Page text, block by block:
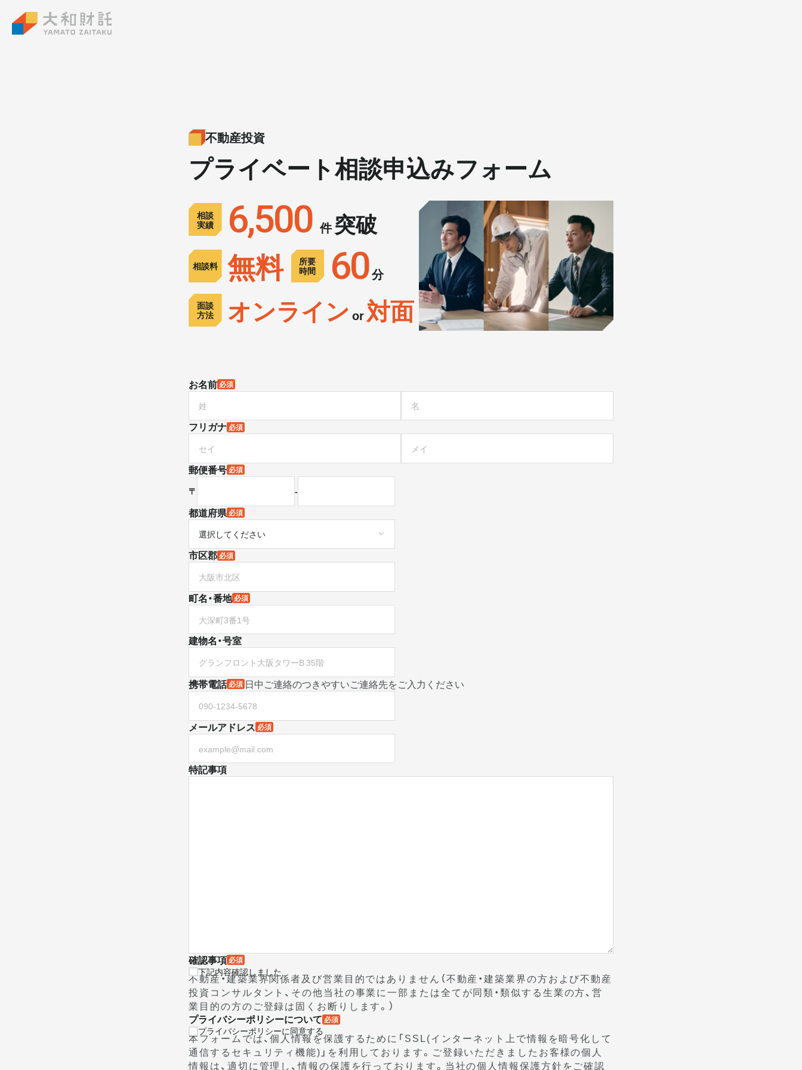
実需用戸建・マンション
不動産投資
プライベート相談申込みフォーム
相談
実績
6,500件突破
相談料 無料
所要
時間
60分
面談
方法
オンライン or対面
お名前 必須
フリガナ 必須
郵便番号 必須
〒 -
都道府県 必須
市区郡 必須
町名・番地 必須
建物名・号室
携帯電話 必須 日中ご連絡のつきやすいご連絡先をご入力ください
メールアドレス 必須
特記事項
確認事項 必須
下記内容確認しました
不動産・建築業界関係者及び営業目的ではありません（不動産・建築業界の方および不動産
投資コンサルタント、その他当社の事業に一部または全てが同類・類似する生業の方、営
業目的の方のご登録は固くお断りします。）
プライバシーポリシーについて 必須
プライバシーポリシーに同意する
本フォームでは、個人情報を保護するために「SSL(インターネット上で情報を暗号化して
通信するセキュリティ機能)」を利用しております。ご登録いただきましたお客様の個人
情報は、適切に管理し、情報の保護を行っております。当社の個人情報保護方針をご確認